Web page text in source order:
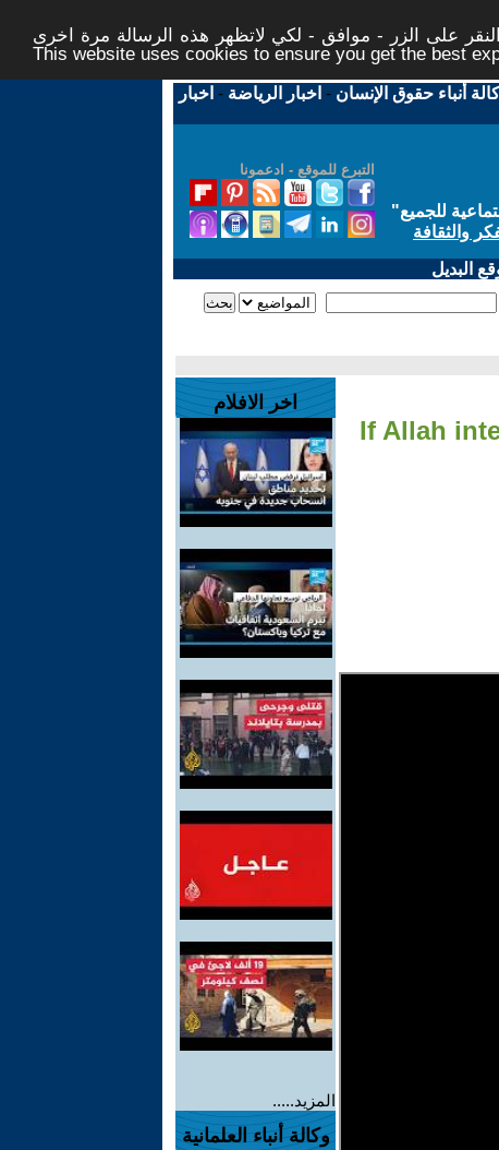
على الزر - موافق - لكي لاتظهر هذه الرسالة مرة اخرى -
This website uses cookies to ensure you get the best
أنباء حقوق الإنسان - اخبار الرياضة - اخبار
التبرع للموقع - ادعمونا
للجميع"
والثقافة
البديل
- 3- If Allah
اخر الافلام
المزيد.....
وكالة أنباء العلمانية